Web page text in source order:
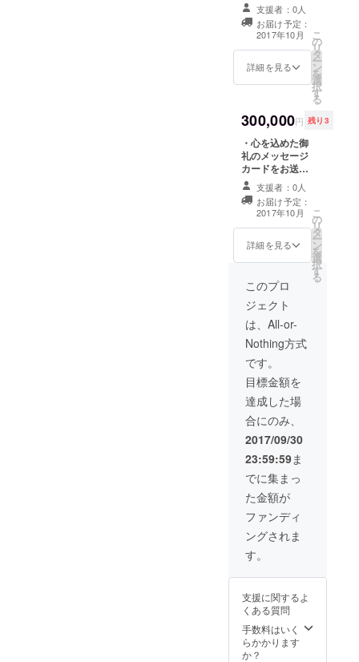
だきま
す。 ※
使用時
は要予
約とな
りま
映作品
トから
お好き
な映画
をお選
びいた
だけま
す！※上
要調整
きるペア招待券
です！ 貸し切り
営業なのでお好
きな映画を持ち
す。
させていただき
ます。 ・今回新
たに立ち上げる
予定のHPにご協
力者としてのク
レジットを表記
ICOUの空間をプ
ライベートに貸
し切ってお好き
な演出のご相談
に対応します！
サプライズな演
出でプロポーズ
に使うも良し、
大切な人への特
に使うも良し。
スクリーンに流
ビーの制作、店
内をお花で飾る
演出も可能。 ご
相談の上、ご一
緒に大切な計画
を練らせてくだ
さい！
支援者：0人
お届け予定：
2017年10月
詳細を見る
こ
の
リ
タ
ー
ン
を
選
択
す
る
300,000円 残り3
・心を込めた御
礼のメッセージ
カードをお送り
させていただき
ます。 ・今回新
たに立ち上げる
予定のHPにご協
力者としてのク
レジットを表記
者のみ） ・上映
のお披露目とな
る特別なレセプ
ションの招待券
をお送りさせて
いただきます。
・映画の上映前
に流すオープニ
ングロールで御
社のCMを放映さ
せていただきま
す。 ※期間：半
年間 ※公的秩序
お断りさせてい
ただきます。
支援者：0人
お届け予定：
2017年10月
詳細を見る
こ
の
リ
タ
ー
ン
を
選
択
す
る
このプロ
ジェクト
は、All-or-
Nothing方式
です。
目標金額を
達成した場
合にのみ、
2017/09/30
23:59:59ま
でに集まっ
た金額が
ファンディ
ングされま
す。
支援に関するよ
くある質問
手数料はいく
らかかります
か？